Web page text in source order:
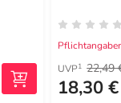
UVP1 22,49
18,30 €